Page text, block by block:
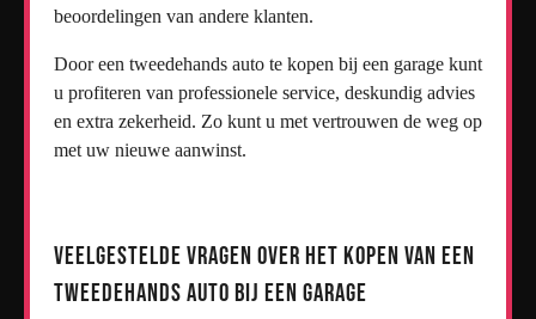
beoordelingen van andere klanten.
Door een tweedehands auto te kopen bij een garage kunt
u profiteren van professionele service, deskundig advies
en extra zekerheid. Zo kunt u met vertrouwen de weg op
met uw nieuwe aanwinst.
Veelgestelde Vragen over het Kopen van een
Tweedehands Auto bij een Garage